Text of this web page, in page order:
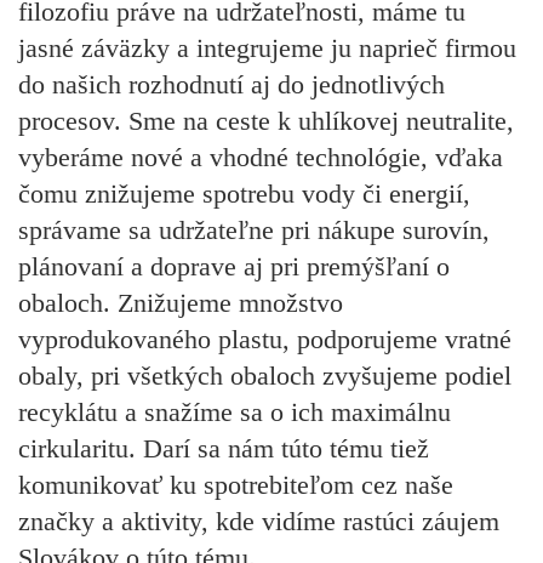
filozofiu práve na udržateľnosti, máme tu
jasné záväzky a integrujeme ju naprieč firmou
do našich rozhodnutí aj do jednotlivých
procesov. Sme na ceste k uhlíkovej neutralite,
vyberáme nové a vhodné technológie, vďaka
čomu znižujeme spotrebu vody či energií,
správame sa udržateľne pri nákupe surovín,
plánovaní a doprave aj pri premýšľaní o
obaloch. Znižujeme množstvo
vyprodukovaného plastu, podporujeme vratné
obaly, pri všetkých obaloch zvyšujeme podiel
recyklátu a snažíme sa o ich maximálnu
cirkularitu. Darí sa nám túto tému tiež
komunikovať ku spotrebiteľom cez naše
značky a aktivity, kde vidíme rastúci záujem